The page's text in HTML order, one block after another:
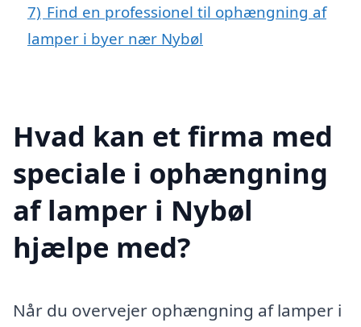
7) Find en professionel til ophængning af
lamper i byer nær Nybøl
Hvad kan et firma med
speciale i ophængning
af lamper i Nybøl
hjælpe med?
Når du overvejer ophængning af lamper i